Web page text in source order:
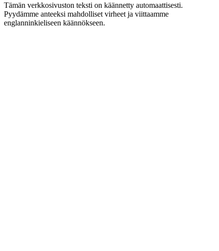
Tämän verkkosivuston teksti on käännetty automaattisesti.
Pyydämme anteeksi mahdolliset virheet ja viittaamme
englanninkieliseen käännökseen.